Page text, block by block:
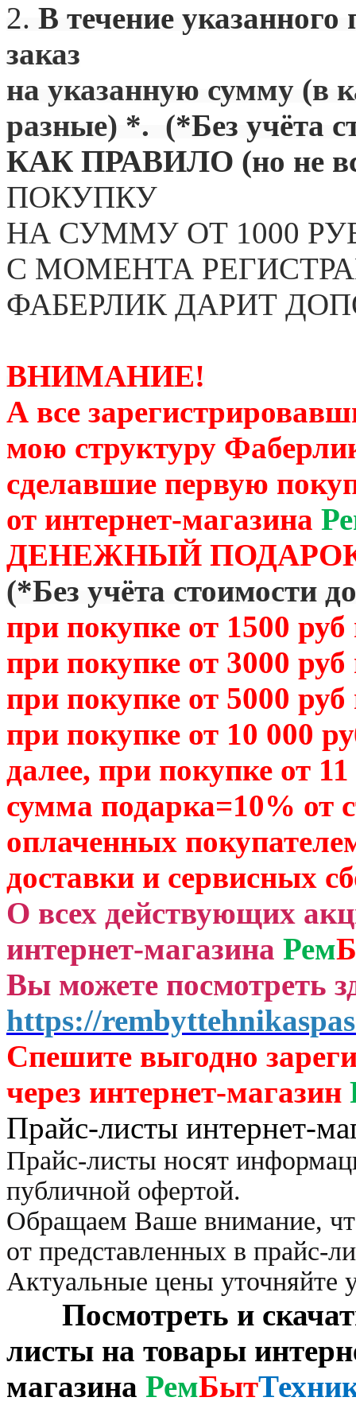
2. В течение указанного
заказ
на указанную сумму (в
разные) *. (*Без учёта
КАК ПРАВИЛО (но не
ПОКУПКУ
НА СУММУ ОТ 1000
С МОМЕНТА
ФАБЕРЛИК ДАРИТ
ВНИМАНИЕ!
А все
мою структуру
сделавшие первую
от интернет-магазина
ДЕНЕЖНЫЙ
(*Без учёта стоимости
при покупке от 1500
при покупке от 3000
при покупке от 5000
при покупке от 10 000
далее, при покупке от
сумма подарка=10% от
оплаченных
доставки и сервисных
О всех действующих
интернет-магазина Рем
Вы можете посмотреть
https://
Спешите выгодно зар
через интернет-магазин
Прайс-листы интернет-
Прайс-листы носят
публичной офертой.
Обращаем Ваше внимание,
от представленных в прайс-
Актуальные цены уточняйте
Посмотреть и
листы на товары
магазина РемБыт